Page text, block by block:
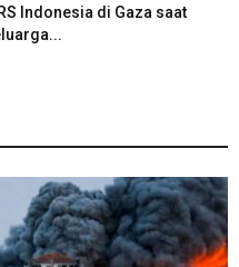
Indonesia di Gaza saat